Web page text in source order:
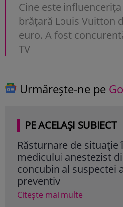
Cine este
brățară Louis Vuitton
euro. A fost
TV
Urmărește-ne pe
PE ACELAȘI SUBIECT
Răsturnare de situație
medicului anestezist
concubin al suspectei
preventiv
Citește mai multe